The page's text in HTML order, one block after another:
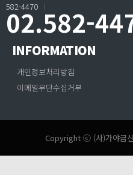
582-4470 ㅣ
02.582-
INFORMATION
개인정보처리방침
이메일무단수집거부
Copyright ⓒ (사)가야금